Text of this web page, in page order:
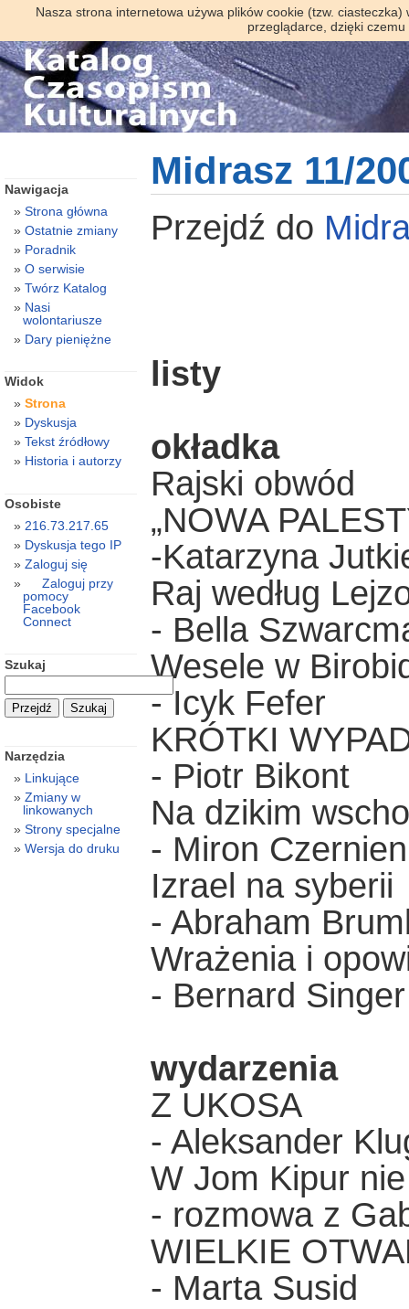
Nasza strona internetowa używa plików cookie (tzw.
przeglądarce, dzięki
Midrasz 11/
Przejdź do
listy
okładka
Rajski obwód
„NOWA
-Katarzyna
Raj według
- Bella
Wesele w
- Icyk Fefer
KRÓTKI
- Piotr Bikont
Na dzikim
- Miron
Izrael na syberii
- Abraham
Wrażenia i
- Bernard Singer
wydarzenia
Z UKOSA
- Aleksander
W Jom Kipur
- rozmowa z
WIELKIE
- Marta Susid
Nawigacja
Strona główna
Ostatnie zmiany
Poradnik
O serwisie
Twórz Katalog
Nasi
wolontariusze
Dary pieniężne
Widok
Strona
Dyskusja
Tekst źródłowy
Historia i autorzy
Osobiste
216.73.217.65
Dyskusja tego IP
Zaloguj się
Zaloguj przy
pomocy
Facebook
Connect
Szukaj
Narzędzia
Linkujące
Zmiany w
linkowanych
Strony specjalne
Wersja do druku